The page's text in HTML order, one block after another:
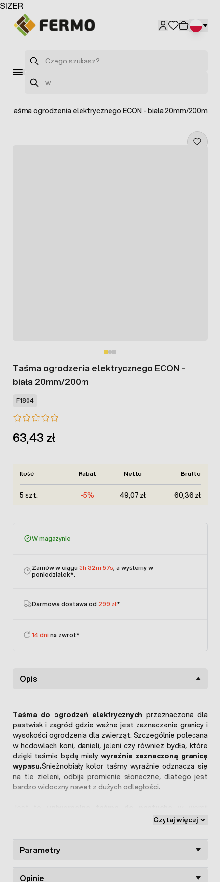
Przejdź do treści
Szukaj
Szukaj
Taśma ogrodzenia elektrycznego ECON - biała 20mm/200m
Taśma ogrodzenia elektrycznego ECON -
biała 20mm/200m
F1804
63,43 zł
Ilość Rabat Netto Brutto
5 szt. -5% 49,07 zł 60,36 zł
W magazynie
Zamów w ciągu 3h 32m 57s, a wyślemy w
poniedziałek*.
Darmowa dostawa od 299 zł*
14 dni na zwrot*
Opis
Taśma do ogrodzeń elektrycznych przeznaczona dla
pastwisk i zagród gdzie ważne jest zaznaczenie granicy i
wysokości ogrodzenia dla zwierząt. Szczególnie polecana
w hodowlach koni, danieli, jeleni czy również bydła, które
dzięki taśmie będą miaływyraźnie zaznaczoną granicę
wypasu.Śnieżnobiały kolor taśmy wyraźnie odznacza się
na tle zieleni, odbija promienie słoneczne, dlatego jest
bardzo widoczny nawet z dużych odległości.
ekonomicznej wykonana ze splotów włókien
elastyczności jak również biały kolor nie szarzeje mimo
przewodzenie impulsów wytwarzanych przez elektryzator.
Czytaj więcej
Parametry
Opinie
SIZER